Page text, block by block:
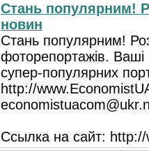
Стань популярним!
новин
Стань популярним!
фоторепортажів. Ваші
супер-популярних
http://
Ссылка на сайт: